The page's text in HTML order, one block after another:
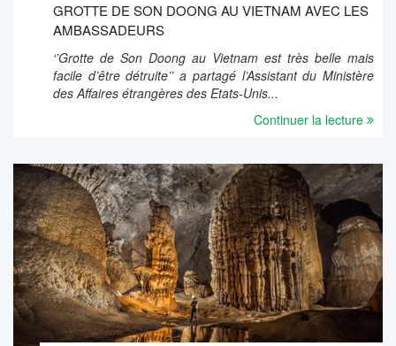
GROTTE DE SON DOONG AU VIETNAM AVEC LES
AMBASSADEURS
‘’Grotte de Son Doong au Vietnam est très belle mais
facile d’être détruite’’ a partagé l’Assistant du Ministère
des Affaires étrangères des Etats-Unis...
Continuer la lecture